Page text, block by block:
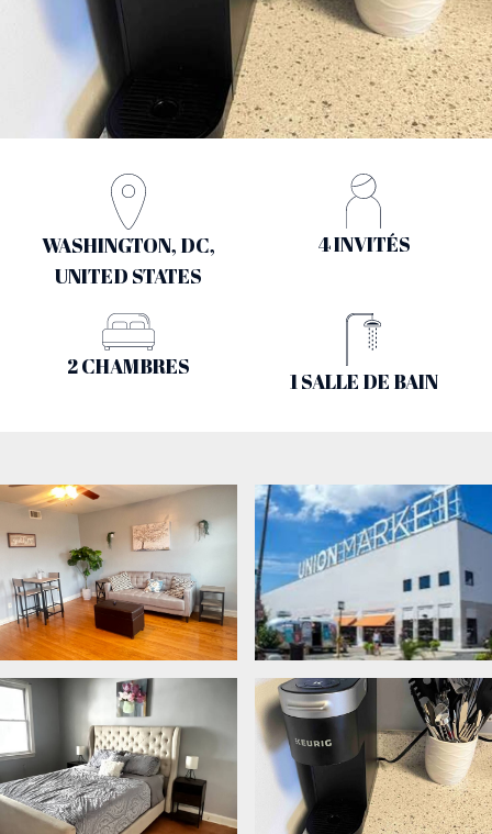
WASHINGTON, DC,
UNITED STATES
4 INVITÉS
2 CHAMBRES
1 SALLE DE BAIN